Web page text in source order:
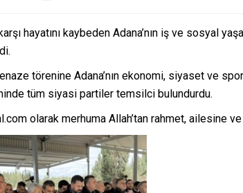
hayatını kaybeden Adana’nın iş ve sosyal
törenine Adana’nın ekonomi, siyaset ve
tüm siyasi partiler temsilci bulundurdu.
olarak merhuma Allah’tan rahmet, ailesine